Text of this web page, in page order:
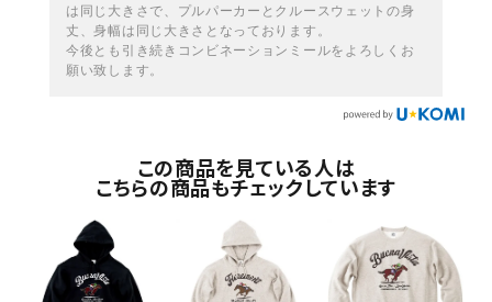
は同じ大きさで、プルパーカーとクルースウェットの身
丈、身幅は同じ大きさとなっております。
今後とも引き続きコンビネーションミールをよろしくお
願い致します。
この商品を見ている人は
こちらの商品もチェックしています